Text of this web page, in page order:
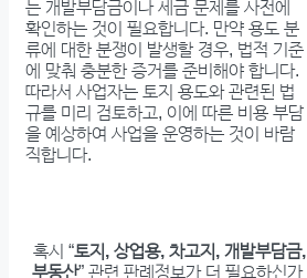
는 개발부담금이나 세금 문제를 사전에
확인하는 것이 필요합니다. 만약 용도 분
류에 대한 분쟁이 발생할 경우, 법적 기준
에 맞춰 충분한 증거를 준비해야 합니다.
따라서 사업자는 토지 용도와 관련된 법
규를 미리 검토하고, 이에 따른 비용 부담
을 예상하여 사업을 운영하는 것이 바람
직합니다.
혹시 “토지, 상업용, 차고지, 개발부담금,
부동산” 관련 판례정보가 더 필요하신가